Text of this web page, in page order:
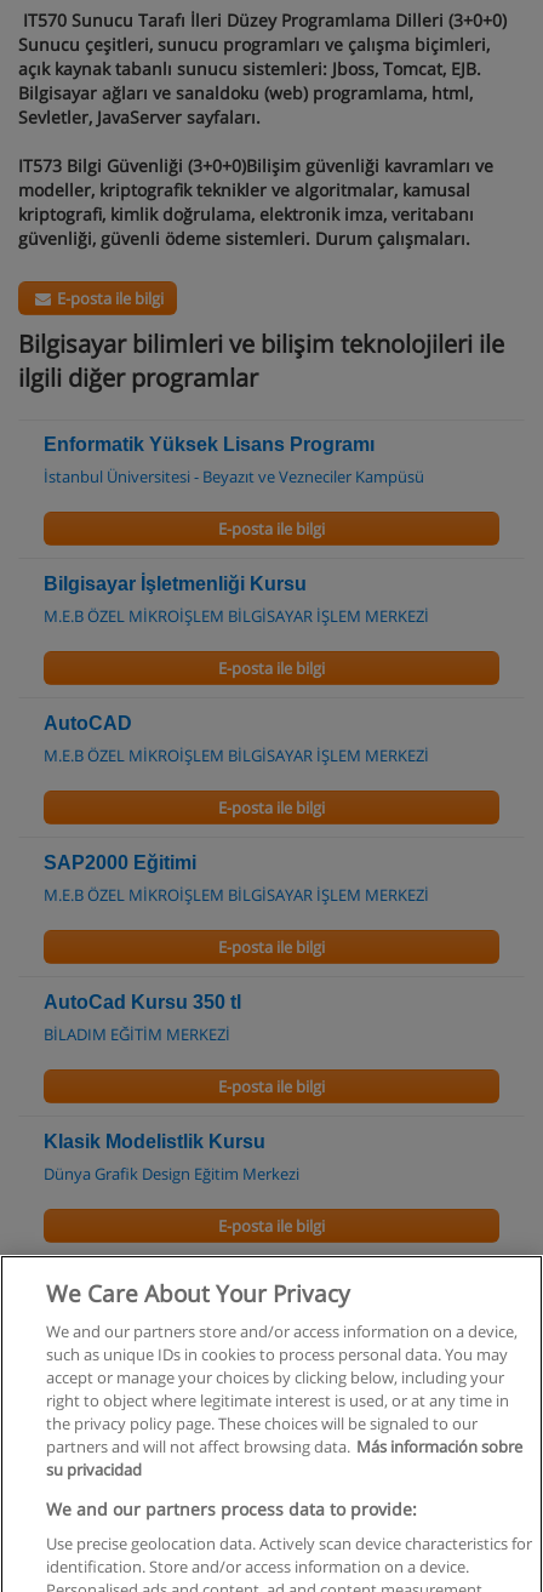
IT570 Sunucu Tarafı İleri Düzey Programlama Dilleri (3+0+0)
Sunucu çeşitleri, sunucu programları ve çalışma biçimleri,
açık kaynak tabanlı sunucu sistemleri: Jboss, Tomcat, EJB.
Bilgisayar ağları ve sanaldoku (web) programlama, html,
Sevletler, JavaServer sayfaları.
IT573 Bilgi Güvenliği (3+0+0)Bilişim güvenliği kavramları ve
modeller, kriptografik teknikler ve algoritmalar, kamusal
kriptografi, kimlik doğrulama, elektronik imza, veritabanı
güvenliği, güvenli ödeme sistemleri. Durum çalışmaları.
E-posta ile bilgi
Bilgisayar bilimleri ve bilişim teknolojileri ile
ilgili diğer programlar
Enformatik Yüksek Lisans Programı
İstanbul Üniversitesi - Beyazıt ve Vezneciler Kampüsü
E-posta ile bilgi
Bilgisayar İşletmenliği Kursu
M.E.B ÖZEL MİKROİŞLEM BİLGİSAYAR İŞLEM MERKEZİ
E-posta ile bilgi
AutoCAD
M.E.B ÖZEL MİKROİŞLEM BİLGİSAYAR İŞLEM MERKEZİ
E-posta ile bilgi
SAP2000 Eğitimi
M.E.B ÖZEL MİKROİŞLEM BİLGİSAYAR İŞLEM MERKEZİ
E-posta ile bilgi
AutoCad Kursu 350 tl
BİLADIM EĞİTİM MERKEZİ
E-posta ile bilgi
Klasik Modelistlik Kursu
Dünya Grafik Design Eğitim Merkezi
E-posta ile bilgi
Bilgisayarlı Modelistlik Kursu
E-posta ile bilgi
Kullanım koşulları
Gizlilik politikası
We Care About Your Privacy
We and our partners store and/or access information on a device,
such as unique IDs in cookies to process personal data. You may
accept or manage your choices by clicking below, including your
right to object where legitimate interest is used, or at any time in
the privacy policy page. These choices will be signaled to our
partners and will not affect browsing data. Más información sobre
su privacidad
We and our partners process data to provide:
Use precise geolocation data. Actively scan device characteristics for
identification. Store and/or access information on a device.